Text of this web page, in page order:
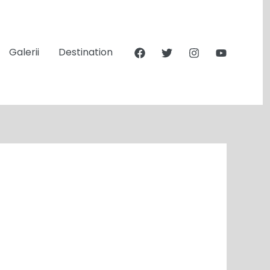
Galerii Destination